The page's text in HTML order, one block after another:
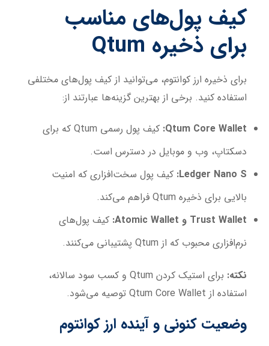
کیف پول‌های مناسب
برای ذخیره Qtum
برای ذخیره ارز کوانتوم، می‌توانید از کیف پول‌های مختلفی
استفاده کنید. برخی از بهترین گزینه‌ها عبارتند از:
Qtum Core Wallet:
کیف پول رسمی Qtum که برای
دسکتاپ، وب و موبایل در دسترس است.
Ledger Nano S: کیف پول سخت‌افزاری که امنیت
بالایی برای ذخیره Qtum فراهم می‌کند.
Trust Wallet و
کیف پول‌های
نرم‌افزاری محبوب که از Qtum پشتیبانی می‌کنند.
نکته:
برای استیک کردن Qtum و کسب سود سالانه،
استفاده از Qtum Core Wallet توصیه می‌شود.
وضعیت کنونی و آینده ارز کوانتوم